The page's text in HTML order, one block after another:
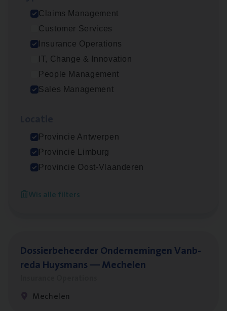
Claims Management
Customer Services
Insurance Operations
IT, Change & Innovation
People Management
Sales Management
Provincie Antwerpen
Provincie Limburg
Provincie Oost-Vlaanderen
Wis alle filters
Insu­ran­ce Bro­ker Trans­port
Sales Management
Antwerpen
Dos­sier­be­heer­der Gewaar­borgd Inkomen
Scha­de­be­heer­der verzekeringen
Sint-Niklaas/Temse
Dos­sier­be­heer­der Onder­ne­min­gen Van­b­
re­da Huys­mans — Mechelen
Mechelen